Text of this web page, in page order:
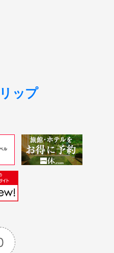
ップ